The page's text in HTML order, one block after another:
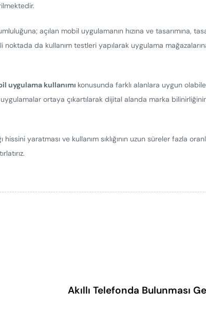
açılan mobil uygulamanın hızına ve tasarımına,
noktada da kullanım testleri yapılarak uygulama
uygulama kullanımı konusunda farklı alanlara uygun
ortaya çıkartılarak dijital alanda marka
yaratması ve kullanım sıklığının uzun süreler fazla
Akıllı Telefonda Bulunması